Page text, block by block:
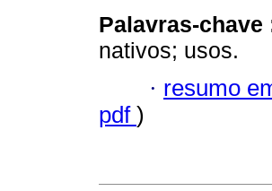
Palavras-
nativos; usos.
· resumo
pdf )